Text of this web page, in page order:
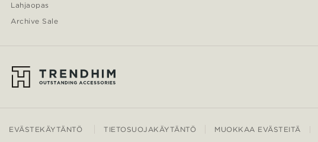
Lahjaopas
Archive Sale
EVÄSTEKÄYTÄNTÖ TIETOSUOJAKÄYTÄNTÖ MUOKKAA EVÄSTEITÄ